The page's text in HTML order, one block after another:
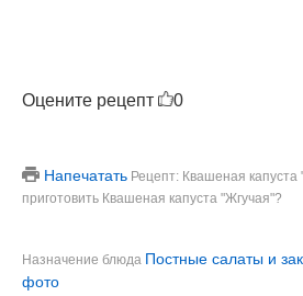
Оцените рецепт 0
Напечатать Рецепт: Квашеная капуста
приготовить Квашеная капуста "Жгучая"?
Назначение блюда Постные салаты и
фото